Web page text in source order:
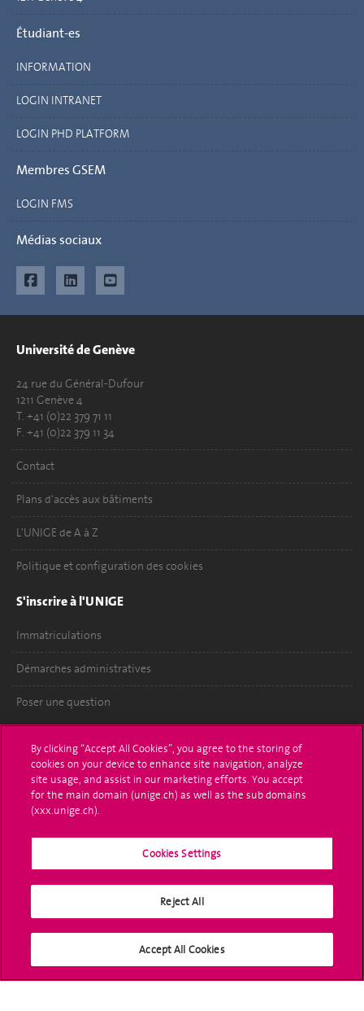
Étudiant-es
INFORMATION
LOGIN INTRANET
LOGIN PHD PLATFORM
Membres GSEM
LOGIN FMS
Médias sociaux
Université de Genève
24 rue du Général-Dufour
1211 Genève 4
T. +41 (0)22 379 71 11
F. +41 (0)22 379 11 34
Contact
Plans d'accès aux bâtiments
L'UNIGE de A à Z
Politique et configuration des cookies
S'inscrire à l'UNIGE
Immatriculations
Démarches administratives
Poser une question
UNIGE Mobile
Médias
Offres d'emploi
Bibliothèque
Médias sociaux UNIGE
By clicking “Accept All Cookies”, you agree to the storing of
cookies on your device to enhance site navigation, analyze
site usage, and assist in our marketing efforts. You accept
for the main domain (unige.ch) as well as the sub domains
(xxx.unige.ch).
Cookies Settings
Reject All
Accept All Cookies